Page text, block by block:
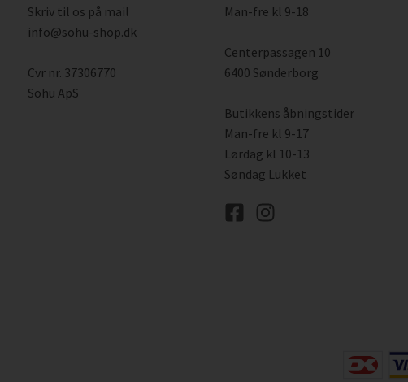
Skriv til os på mail
info@sohu-shop.dk
Cvr nr. 37306770
Sohu ApS
Man-fre kl 9-18
Centerpassagen 10
6400 Sønderborg
Butikkens åbningstider
Man-fre kl 9-17
Lørdag kl 10-13
Søndag Lukket